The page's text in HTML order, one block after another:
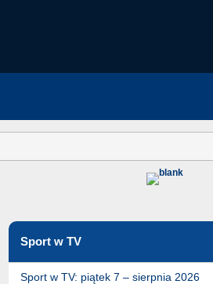
Sport w TV
Sport w TV: piątek 7 – sierpnia 2026